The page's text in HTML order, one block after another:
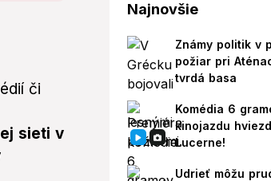
či
sieti v
Najnovšie
Známy politik v
požiar pri
tvrdá basa
Komédia 6
kinojazdu
Lucerne!
Udrieť môžu